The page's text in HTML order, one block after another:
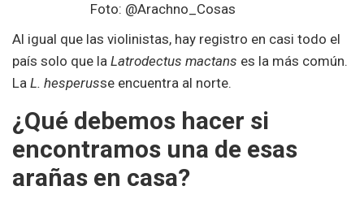
Foto: @Arachno_Cosas
Al igual que las violinistas, hay registro en casi todo el
país solo que la Latrodectus mactans es la más común.
La L. hesperusse encuentra al norte.
¿Qué debemos hacer si
encontramos una de esas
arañas en casa?